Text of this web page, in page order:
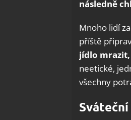
následně
Mnoho lidí
příště
jídlo
neetické,
všechny